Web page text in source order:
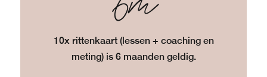
10x rittenkaart (lessen + coaching en
meting) is 6 maanden geldig.